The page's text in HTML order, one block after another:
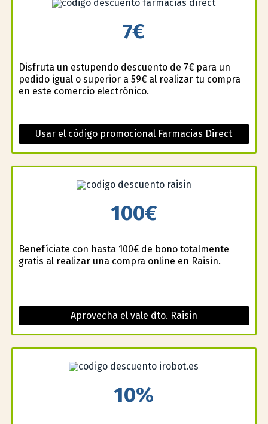
7€
Disfruta un estupendo descuento de 7€ para un
pedido igual o superior a 59€ al realizar tu compra
en este comercio electrónico.
Usar el código promocional Farmacias Direct
100€
Benefíciate con hasta 100€ de bono totalmente
gratis al realizar una compra online en Raisin.
Aprovecha el vale dto. Raisin
10%